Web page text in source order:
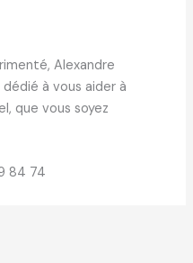
Alexandre
à vous aider à
que vous soyez
84 74